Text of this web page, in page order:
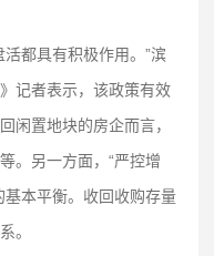
都具有积极作用。”滨
记者表示，该政策有效
闲置地块的房企而言，
。另一方面，“严控增
本平衡。收回收购存量
。